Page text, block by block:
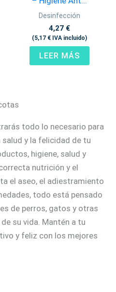
Desinfección
4,27 €
(5,17 € IVA incluido)
LEER MÁS
todo lo necesario para
y la felicidad de tu
higiene, salud y
nutrición y el
el aseo, el adiestramiento
todo está pensado
de perros, gatos y otras
su vida. Mantén a tu
y feliz con los mejores